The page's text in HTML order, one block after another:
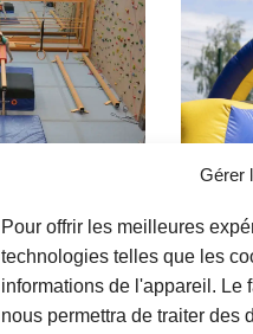
Gérer
Pour offrir les meilleures
technologies telles que les
informations de l'appareil. Le
nous permettra de traiter des